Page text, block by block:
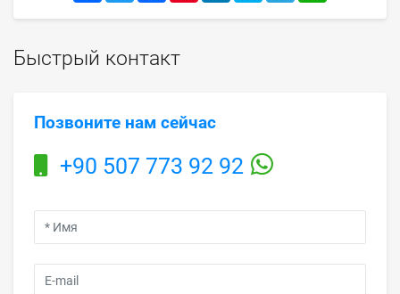
Быстрый контакт
Позвоните нам сейчас
+90 507 773 92 92